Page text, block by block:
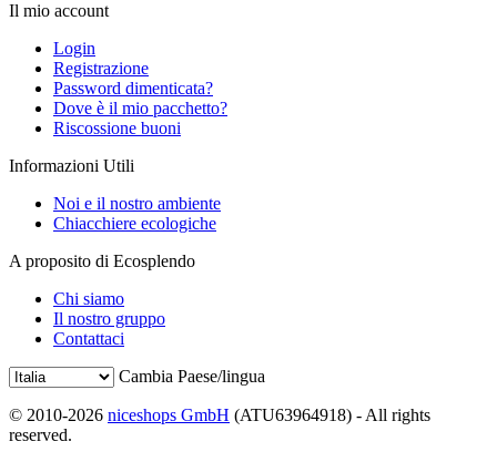
Il mio account
Login
Registrazione
Password dimenticata?
Dove è il mio pacchetto?
Riscossione buoni
Informazioni Utili
Noi e il nostro ambiente
Chiacchiere ecologiche
A proposito di Ecosplendo
Chi siamo
Il nostro gruppo
Contattaci
Cambia Paese/lingua
© 2010-2026 niceshops GmbH (ATU63964918) - All rights
reserved.